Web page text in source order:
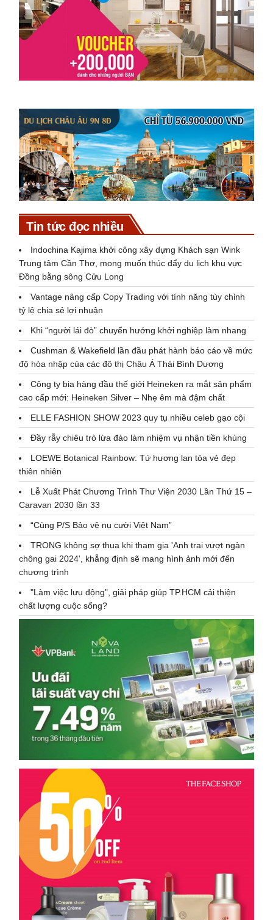
Tin tức đọc nhiều
Indochina Kajima khởi công xây dựng Khách sạn Wink
Trung tâm Cần Thơ, mong muốn thúc đẩy du lịch khu vực
Đồng bằng sông Cửu Long
Vantage nâng cấp Copy Trading với tính năng tùy chỉnh
tỷ lệ chia sẻ lợi nhuận
Khi “người lái đò” chuyển hướng khởi nghiệp làm nhang
Cushman & Wakefield lần đầu phát hành báo cáo về mức
độ hòa nhập của các đô thị Châu Á Thái Bình Dương
Công ty bia hàng đầu thế giới Heineken ra mắt sản phẩm
cao cấp mới: Heineken Silver – Nhẹ êm mà đậm chất
ELLE FASHION SHOW 2023 quy tụ nhiều celeb gạo cội
Đầy rẫy chiêu trò lừa đảo làm nhiệm vụ nhận tiền khủng
LOEWE Botanical Rainbow: Tứ hương lan tỏa vẻ đẹp
thiên nhiên
Lễ Xuất Phát Chương Trình Thư Viện 2030 Lần Thứ 15 –
Caravan 2030 lần 33
“Cùng P/S Bảo vệ nụ cười Việt Nam”
TRONG không sợ thua khi tham gia 'Anh trai vượt ngàn
chông gai 2024', khẳng định sẽ mang hình ảnh mới đến
chương trình
"Làm việc lưu động", giải pháp giúp TP.HCM cải thiện
chất lượng cuộc sống?